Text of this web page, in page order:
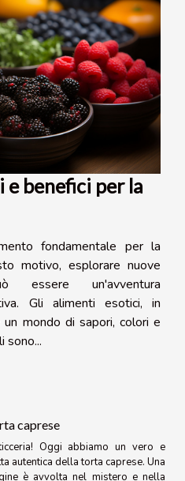
benefici per la
fondamentale per la
motivo, esplorare nuove
essere un'avventura
Gli alimenti esotici, in
mondo di sapori, colori e
sono...
caprese
Oggi abbiamo un vero e
autentica della torta caprese. Una
è avvolta nel mistero e nella